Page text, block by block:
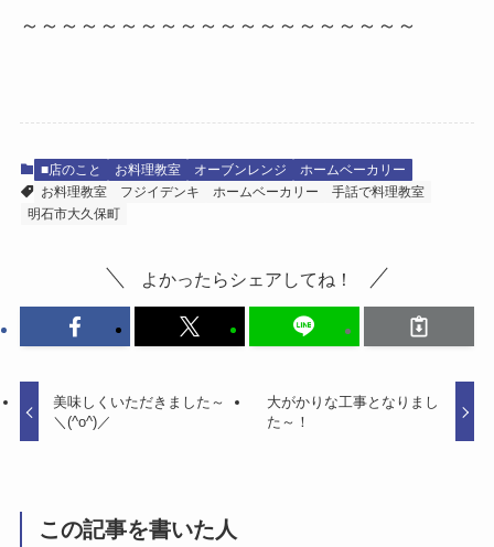
～～～～～～～～～～～～～～～～～～～～
■店のこと お料理教室 オーブンレンジ
ホームベーカリー
お料理教室
フジイデンキ ホームベーカリー
手話で料理教室
明石市大久保町
よかったらシェアしてね！
美味しくいただきました～
＼(^o^)／
大がかりな工事となりまし
た～！
この記事を書いた人